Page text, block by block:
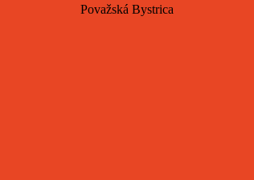
Považská Bystrica